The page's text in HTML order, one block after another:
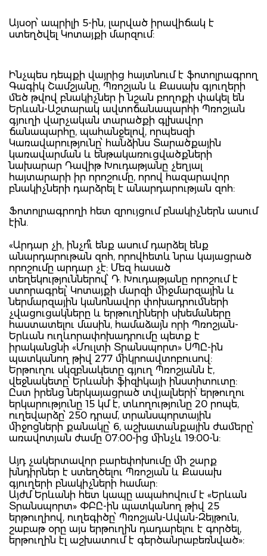
Այսօր՝ ապրիլի 5-ին, լարված իրավիճակ է
ստեղծվել Կոտայքի մարզում:
Ինչպես դեպքի վայրից հայտնում է ֆոտոլրագրող
Գագիկ Շամշյանը, Պռոշյան և Քասախ գյուղերի
մեծ թվով բնակիչներ ի նշան բողոքի փակել են
Երևան-Աշտարակ ավտոճանապարհի Պռոշյան
գյուղի վարչական տարածքի գլխավոր
ճանապարհը, պահանջելով, որպեսզի
Կառավարությունը՝ հանձինս Տարածքային
կառավարման և ենթակառուցվածքների
նախարար Դավիթ Խուդաթյանը չեղյալ
հայտարարի իր որոշումը, որով հազարավոր
բնակիչների դարձրել է անարդարության զոհ:
Ֆոտոլրագրողի հետ զրույցում բնակիչներն ասում
էին.
«Արդար չի, ինչո՞ւ ենք ասում դարձել ենք
անարդարութան զոհ, որովհետև նրա կայացրած
որոշումը արդար չէ: Մեզ հասած
տեղեկություններով՝ Դ. Խուդաթյանը որոշում է
ստորագրել՝ Կոտայքի մարզի միջմարզային և
ներմարզային կանոնավոր փոխադրումների
չվացուցակները և երթուղիների սխեմաները
հաստատելու մասին, համաձայն որի Պռոշյան-
Երևան ուղևորափոխադրումը պետք է
իրականցնի «Մուլտի Տրանսպորտ» ՍՊԸ-ին
պատկանող թիվ 277 միկրոավտոբուսով:
Երթուղու սկզբնակետը գյուղ Պռոշյանն է,
վեջնակետը՝ Երևանի ֆիզիկայի ինստիտուտը:
Ըստ իրենց ներկայացրած տվյալների՝ երթուղու
երկարությունը 15 կմ է, տևողությունը 20 րոպե,
ուղեվարձը՝ 250 դրամ, տրանսպորտային
միջոցների քանակը՝ 6, աշխատանքային ժամերը՝
առավոտյան ժամը 07:00-ից մինչև 19:00-ն:
Այդ չակերտավոր բարեփոխումը մի շարք
խնդիրներ է ստեղծելու Պռոշյան և Քասախ
գյուղերի բնակիչների համար:
Այժմ Երևանի հետ կապը ապահովում է «Երևան
Տրանսպորտ» ՓԲԸ-ին պատկանող թիվ 25
երթուղիով, ուղեգիծը՝ Պռոշյան-Ավան-Զեյթուն,
շաբաթ օրը այս երթուղին դադարելու է գործել,
երթուղին էլ աշխատում է գերծանրաբեռնված»: